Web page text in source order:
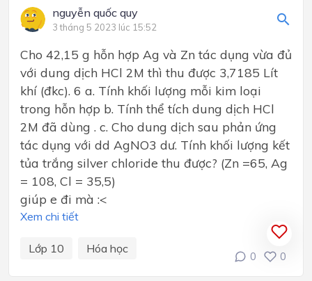
nguyễn quốc quy
3 tháng 5 2023 lúc 15:52
Cho 42,15 g hỗn hợp Ag và Zn tác dụng vừa đủ
với dung dịch HCl 2M thì thu được 3,7185 Lít
khí (đkc). 6 a. Tính khối lượng mỗi kim loại
trong hỗn hợp b. Tính thể tích dung dịch HCl
2M đã dùng . c. Cho dung dịch sau phản ứng
tác dụng với dd AgNO3 dư. Tính khối lượng kết
tủa trắng silver chloride thu được? (Zn =65, Ag
= 108, Cl = 35,5)
giúp e đi mà :<
Xem chi tiết
Lớp 10 Hóa học
0 0